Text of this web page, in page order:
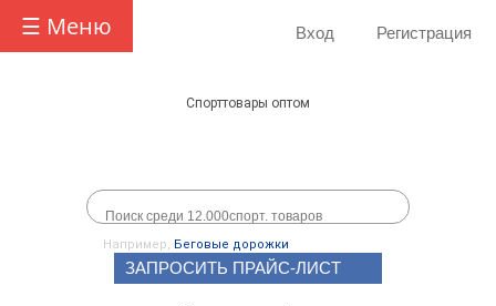
☰ Меню Вход Регистрация
Спорттовары оптом
Например, Беговые дорожки
ЗАПРОСИТЬ ПРАЙС-ЛИСТ